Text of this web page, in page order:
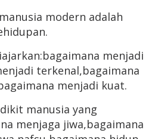
modern adalah
menjadi
terkenal,bagaimana
menjadi kuat.
manusia yang
menjaga jiwa,bagaimana